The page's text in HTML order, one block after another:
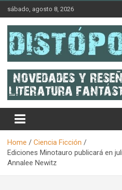
content
sábado, agosto 8, 2026
Distópolis
Home
Ciencia Ficción
Ediciones Minotauro publicará en
Annalee Newitz